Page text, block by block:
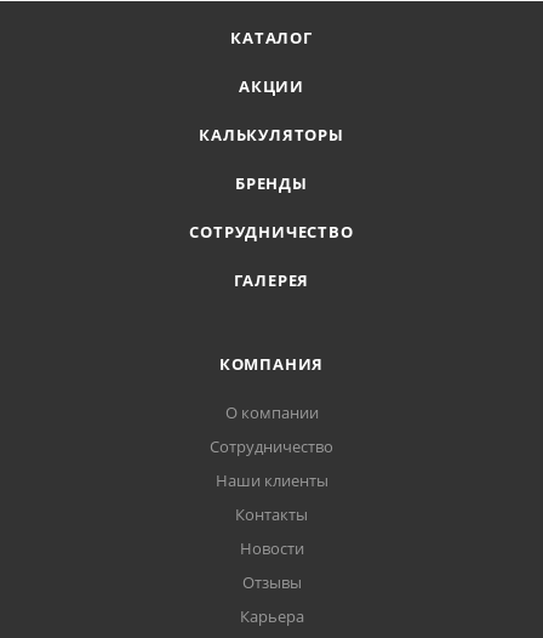
КАТАЛОГ
АКЦИИ
КАЛЬКУЛЯТОРЫ
БРЕНДЫ
СОТРУДНИЧЕСТВО
ГАЛЕРЕЯ
КОМПАНИЯ
О компании
Сотрудничество
Наши клиенты
Контакты
Новости
Отзывы
Карьера